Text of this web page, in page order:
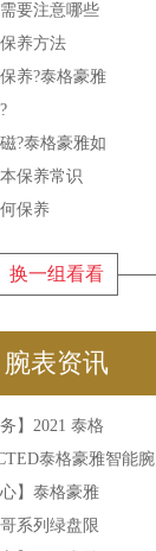
要注意哪些
养方法
养?泰格豪雅
?泰格豪雅如
保养常识
保养
换一组看看
腕表资讯
】2021 泰格
泰格豪雅智能腕
】泰格豪雅
系列绿盘限